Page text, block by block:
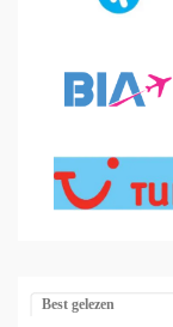
Best gelezen